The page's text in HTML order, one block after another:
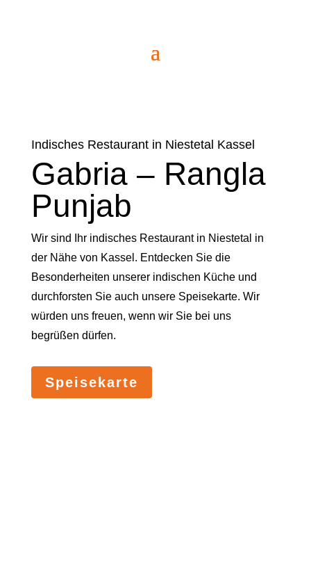
Indisches Restaurant in Niestetal Kassel
Gabria – Rangla
Punjab
Wir sind Ihr indisches Restaurant in Niestetal in
der Nähe von Kassel. Entdecken Sie die
Besonderheiten unserer indischen Küche und
durchforsten Sie auch unsere Speisekarte. Wir
würden uns freuen, wenn wir Sie bei uns
begrüßen dürfen.
Speisekarte